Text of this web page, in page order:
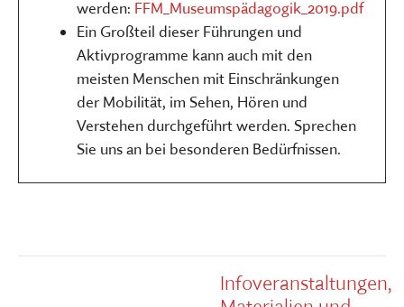
werden: FFM_Museumspädagogik_2019.pdf
Ein Großteil dieser Führungen und
Aktivprogramme kann auch mit den
meisten Menschen mit Einschränkungen
der Mobilität, im Sehen, Hören und
Verstehen durchgeführt werden. Sprechen
Sie uns an bei besonderen Bedürfnissen.
Infoveranstaltungen,